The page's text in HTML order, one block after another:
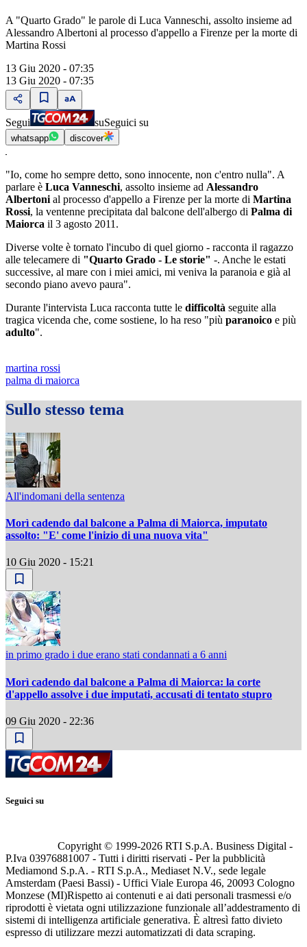
A "Quarto Grado" le parole di Luca Vanneschi, assolto insieme ad
Alessandro Albertoni al processo d'appello a Firenze per la morte di
Martina Rossi
13 Giu 2020 - 07:35
13 Giu 2020 - 07:35
Segui suSeguici su
whatsapp discover
"Io, come ho sempre detto, sono innocente, non c'entro nulla". A
parlare è Luca Vanneschi, assolto insieme ad Alessandro
Albertoni al processo d'appello a Firenze per la morte di Martina
Rossi, la ventenne precipitata dal balcone dell'albergo di Palma di
Maiorca il 3 agosto 2011.
Diverse volte è tornato l'incubo di quel giorno - racconta il ragazzo
alle telecamere di "Quarto Grado - Le storie" -. Anche le estati
successive, al mare con i miei amici, mi veniva la paranoia e già al
secondo piano avevo paura".
Durante l'intervista Luca racconta tutte le difficoltà seguite alla
tragica vicenda che, come sostiene, lo ha reso "più paranoico e più
adulto".
martina rossi
palma di maiorca
Sullo stesso tema
All'indomani della sentenza
Morì cadendo dal balcone a Palma di Maiorca, imputato
assolto: "E' come l'inizio di una nuova vita"
10 Giu 2020 - 15:21
in primo grado i due erano stati condannati a 6 anni
Morì cadendo dal balcone a Palma di Maiorca: la corte
d'appello assolve i due imputati, accusati di tentato stupro
09 Giu 2020 - 22:36
Seguici su
Copyright © 1999-2026 RTI S.p.A. Business Digital -
P.Iva 03976881007 - Tutti i diritti riservati - Per la pubblicità
Mediamond S.p.A. - RTI S.p.A., Mediaset N.V., sede legale
Amsterdam (Paesi Bassi) - Uffici Viale Europa 46, 20093 Cologno
Monzese (MI)Rispetto ai contenuti e ai dati personali trasmessi e/o
riprodotti è vietata ogni utilizzazione funzionale all’addestramento di
sistemi di intelligenza artificiale generativa. È altresì fatto divieto
espresso di utilizzare mezzi automatizzati di data scraping.